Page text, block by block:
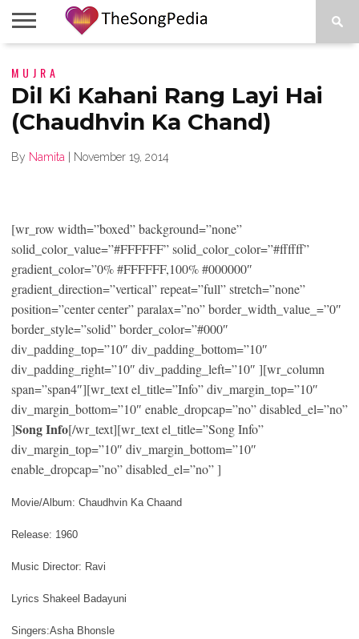
SONG
COLLECTIONS
STARTUPS
PEOPLE
SONGS
PRESS
ABOUT
MUJRA
Dil Ki Kahani Rang Layi Hai
(Chaudhvin Ka Chand)
By Namita November 19, 2014
[wr_row width=”boxed” background=”none”
solid_color_value=”#FFFFFF” solid_color_color=”#ffffff”
gradient_color=”0% #FFFFFF,100% #000000″
gradient_direction=”vertical” repeat=”full” stretch=”none”
position=”center center” paralax=”no” border_width_value_=”0″
border_style=”solid” border_color=”#000″
div_padding_top=”10″ div_padding_bottom=”10″
div_padding_right=”10″ div_padding_left=”10″ ][wr_column
span=”span4″][wr_text el_title=”Info” div_margin_top=”10″
div_margin_bottom=”10″ enable_dropcap=”no” disabled_el=”no”
]Song Info[/wr_text][wr_text el_title=”Song Info”
div_margin_top=”10″ div_margin_bottom=”10″
enable_dropcap=”no” disabled_el=”no” ]
Movie/Album: Chaudhvin Ka Chaand
Release: 1960
Music Director: Ravi
Lyrics Shakeel Badayuni
Singers:Asha Bhonsle